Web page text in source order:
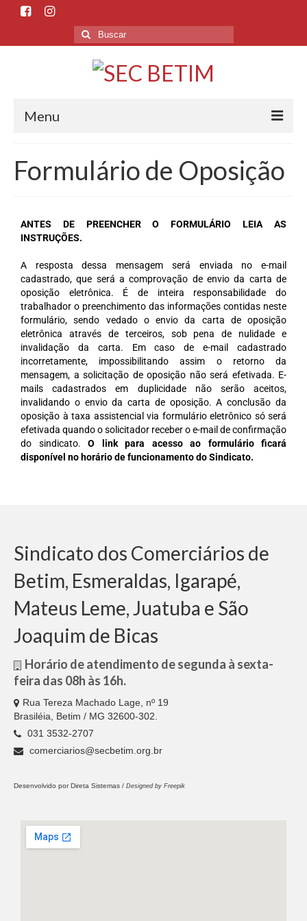
Menu
O Sindicato
Sede e Subsedes
Departamentos
Esporte e Cultura
Jurídico
Saúde do Trabalhador
Formação Política
Mulheres Trabalhadoras
Homologação
Vídeos
Material de construção tintas, ferragens e
maquinismo de Betim
ACT’s
Acordos Coletivos de Trabalho por Empresa
Notícias
Fotos
Contato
Formulário de Oposição
ANTES DE PREENCHER O FORMULÁRIO LEIA AS
INSTRUÇÕES.
A resposta dessa mensagem será enviada no e-mail
cadastrado, que será a comprovação de envio da carta de
oposição eletrônica. É de inteira responsabilidade do
trabalhador o preenchimento das informações contidas neste
formulário, sendo vedado o envio da carta de oposição
eletrônica através de terceiros, sob pena de nulidade e
invalidação da carta. Em caso de e-mail cadastrado
incorretamente, impossibilitando assim o retorno da
mensagem, a solicitação de oposição não será efetivada. E-
mails cadastrados em duplicidade não serão aceitos,
invalidando o envio da carta de oposição. A conclusão da
oposição à taxa assistencial via formulário eletrônico só será
efetivada quando o solicitador receber o e-mail de confirmação
do sindicato. O link para acesso ao formulário ficará
disponível no horário de funcionamento do Sindicato.
Sindicato dos Comerciários de
Betim, Esmeraldas, Igarapé,
Mateus Leme, Juatuba e São
Joaquim de Bicas
Horário de atendimento de segunda à sexta-
feira das 08h às 16h.
Rua Tereza Machado Lage, nº 19
Brasiléia, Betim / MG 32600-302.
031 3532-2707
comerciarios@secbetim.org.br
Desenvolvido porDireta Sistemas / Designed by Freepik